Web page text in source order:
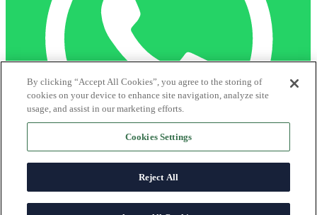
Centro de ayuda
By clicking “Accept All Cookies”, you agree to the storing of
cookies on your device to enhance site navigation, analyze site
usage, and assist in our marketing efforts.
Cookies Settings
Reject All